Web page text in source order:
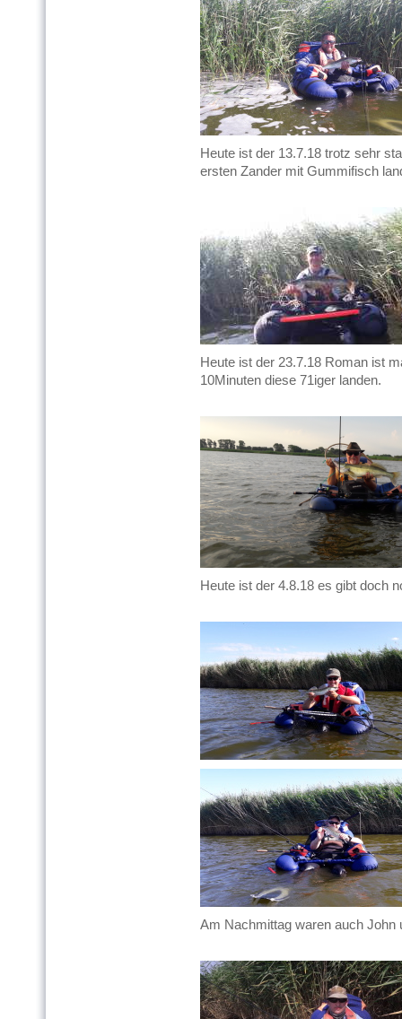
Heute ist der 13.7.18 trotz sehr
ersten Zander mit Gummifisch
Heute ist der 23.7.18 Roman ist
10Minuten diese 71iger landen.
Heute ist der 4.8.18 es gibt doch
Am Nachmittag waren auch John